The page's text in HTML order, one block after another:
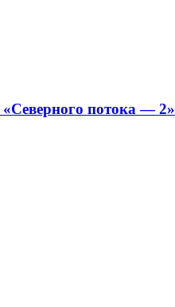
потока — 2»